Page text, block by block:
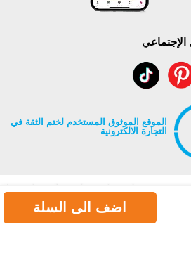
اضف الى السلة
الإجتماعي
الموقع الموثوق المستخدم لختم الثقة في
التجارة الالكترونية